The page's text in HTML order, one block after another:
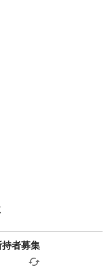
者募集